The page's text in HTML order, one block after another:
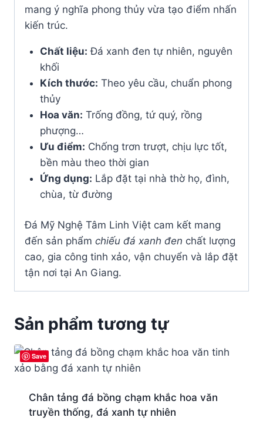
mang ý nghĩa phong thủy vừa tạo điểm nhấn
kiến trúc.
Chất liệu: Đá xanh đen tự nhiên, nguyên
khối
Kích thước: Theo yêu cầu, chuẩn phong
thủy
Hoa văn: Trống đồng, tứ quý, rồng
phượng…
Ưu điểm: Chống trơn trượt, chịu lực tốt,
bền màu theo thời gian
Ứng dụng: Lắp đặt tại nhà thờ họ, đình,
chùa, từ đường
Đá Mỹ Nghệ Tâm Linh Việt cam kết mang
đến sản phẩm chiếu đá xanh đen chất lượng
cao, gia công tinh xảo, vận chuyển và lắp đặt
tận nơi tại An Giang.
Sản phẩm tương tự
Save
Chân tảng đá bồng chạm khắc hoa văn
truyền thống, đá xanh tự nhiên